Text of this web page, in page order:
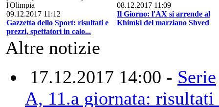
09.12.2017 11:12
Gazzetta dello Sport: risultati e
prezzi, spettatori in calo...
08.12.2017 11:09
Il Giorno: l'AX si arrende al
Khimki del marziano Shved
Altre notizie
17.12.2017 14:00 - Serie
A, 11.a giornata: risultati